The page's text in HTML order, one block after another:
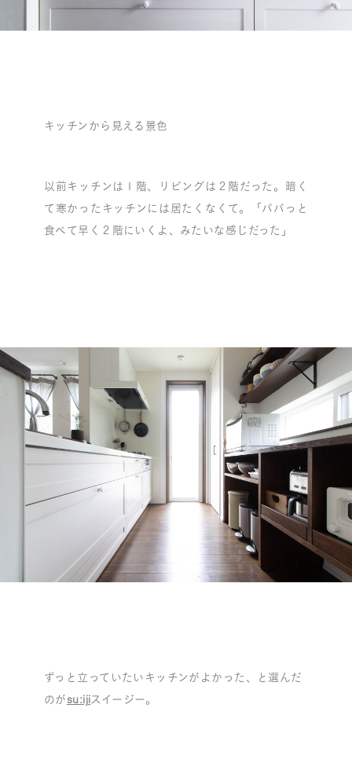
キッチンから見える景色
以前キッチンは１階、リビングは２階だった。暗く
て寒かったキッチンには居たくなくて。「パパっと
食べて早く２階にいくよ、みたいな感じだった」
ずっと立っていたいキッチンがよかった、と選んだ
のがsu:ijiスイージー。